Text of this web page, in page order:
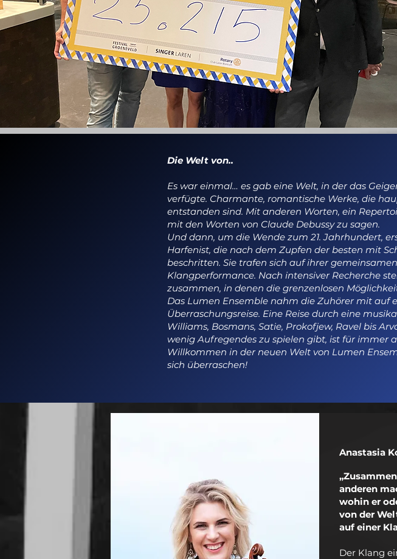
Die Welt von..
Es war einmal… es gab eine Welt, in der das
verfügte. Charmante, romantische Werke, die
entstanden sind. Mit anderen Worten, ein
mit den Worten von Claude Debussy zu sagen.
Und dann, um die Wende zum 21. Jahrhundert,
Harfenist, die nach dem Zupfen der besten mit
beschritten. Sie trafen sich auf ihrer
Klangperformance. Nach intensiver Recherche
zusammen, in denen die grenzenlosen
Das Lumen Ensemble nahm die Zuhörer mit auf
Überraschungsreise. Eine Reise durch eine
Williams, Bosmans, Satie, Prokofjew, Ravel bis
wenig Aufregendes zu spielen gibt, ist für immer
Willkommen in der neuen Welt von Lumen
sich überraschen!
Anastasia
anderen
wohin er
von der
auf einer
Der Klang